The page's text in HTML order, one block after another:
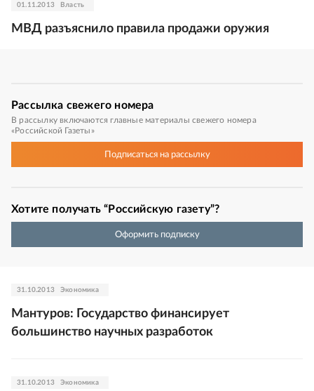
01.11.2013 Власть
МВД разъяснило правила продажи оружия
Рассылка свежего номера
В рассылку включаются главные материалы свежего номера
«Российской Газеты»
Подписатьсяна рассылку
Хотите получать “Российскую газету”?
Оформить подписку
31.10.2013 Экономика
Мантуров: Государство финансирует
большинство научных разработок
31.10.2013 Экономика